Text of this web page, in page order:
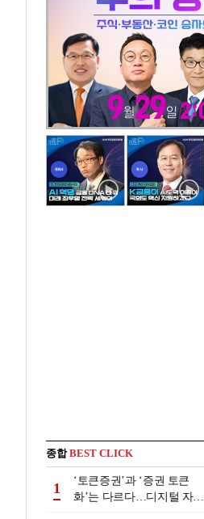
종합BEST CLICK
1
‘토큰증권’과 ‘증권 토큰
화’는 다르다…디지털 자본